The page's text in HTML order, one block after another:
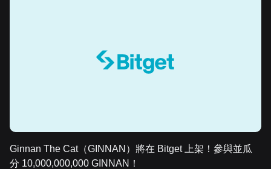
Ginnan The Cat（GINNAN）將在 Bitget 上架！參與並瓜
分 10,000,000,000 GINNAN！